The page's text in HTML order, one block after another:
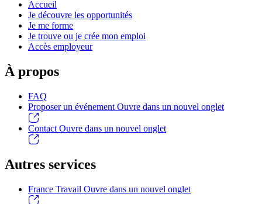
Accueil
Je découvre les opportunités
Je me forme
Je trouve ou je crée mon emploi
Accès employeur
À propos
FAQ
Proposer un événement Ouvre dans un nouvel onglet
Contact Ouvre dans un nouvel onglet
Autres services
France Travail Ouvre dans un nouvel onglet